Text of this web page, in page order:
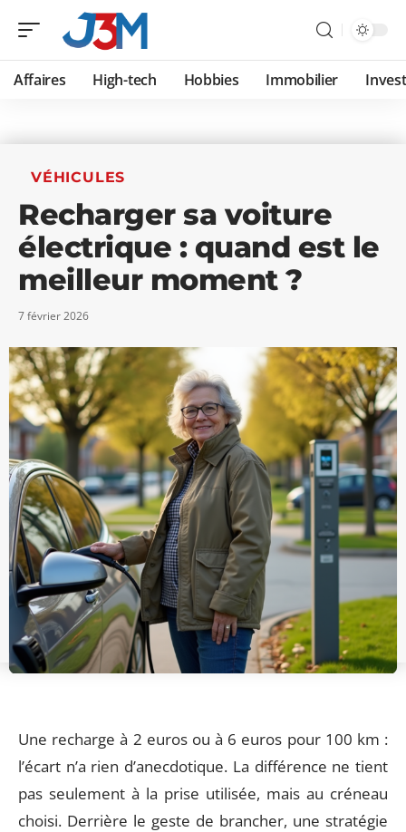
Affaires High-tech Hobbies Immobilier
VÉHICULES
Recharger sa voiture
électrique : quand est le
meilleur moment ?
7 février 2026
Une recharge à 2 euros ou à 6 euros pour 100 km :
l’écart n’a rien d’anecdotique. La différence ne tient
pas seulement à la prise utilisée, mais au créneau
choisi. Derrière le geste de brancher, une stratégie